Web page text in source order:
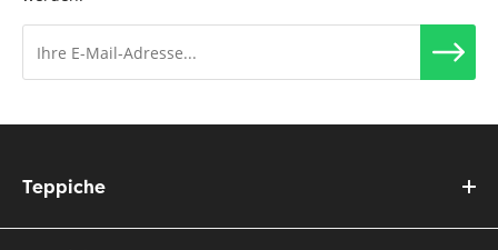
Teppiche